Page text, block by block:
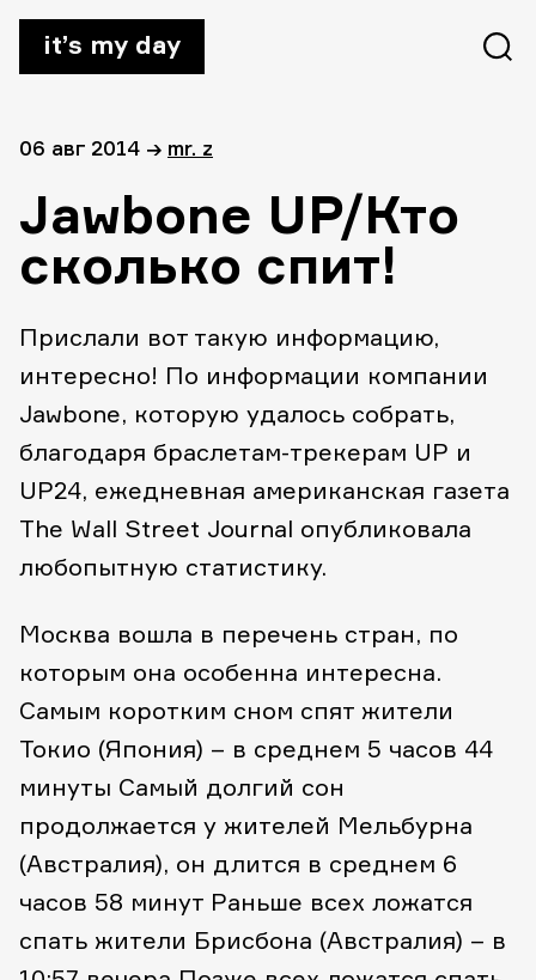
it’s my day
06 авг 2014 → mr. z
Jawbone UP/Кто
сколько спит!
Прислали вот такую информацию,
интересно! По информации компании
Jawbone, которую удалось собрать,
благодаря браслетам-трекерам UP и
UP24, ежедневная американская газета
The Wall Street Journal опубликовала
любопытную статистику.
Москва вошла в перечень стран, по
которым она особенна интересна.
Самым коротким сном спят жители
Токио (Япония) – в среднем 5 часов 44
минуты Самый долгий сон
продолжается у жителей Мельбурна
(Австралия), он длится в среднем 6
часов 58 минут Раньше всех ложатся
спать жители Брисбона (Австралия) – в